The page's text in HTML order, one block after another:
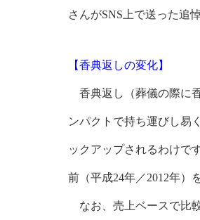
さんがSNS上で送った追
【香典返しの変化】
香典返し（葬儀の際に
ンパクトで持ち運びし易
ックアップされるわけで
前（平成24年／2012年）
なお、売上ベースで比